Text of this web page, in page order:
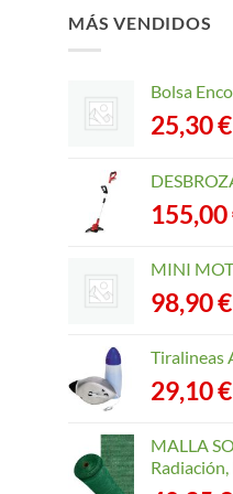
MÁS VENDIDOS
Bolsa
25,30€
155,00
MINI
98,90€
Tiralineas
29,10€
MALLA